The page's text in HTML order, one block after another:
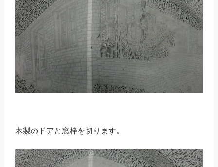
木製のドアと窓枠を切ります。